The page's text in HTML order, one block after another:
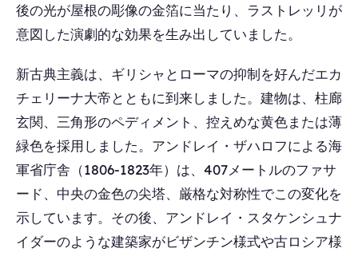
後の光が屋根の彫像の金箔に当たり、ラストレッリが
意図した演劇的な効果を生み出していました。
新古典主義は、ギリシャとローマの抑制を好んだエカ
チェリーナ大帝とともに到来しました。建物は、柱廊
玄関、三角形のペディメント、控えめな黄色または薄
緑色を採用しました。アンドレイ・ザハロフによる海
軍省庁舎（1806-1823年）は、407メートルのファサ
ード、中央の金色の尖塔、厳格な対称性でこの変化を
示しています。その後、アンドレイ・スタケンシュナ
イダーのような建築家がビザンチン様式や古ロシア様